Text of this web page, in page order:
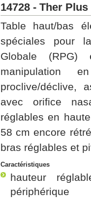
14728 - Ther
Table haut/bas
spéciales pour
Globale
manipulation
proclive/déclive,
avec orifice
réglables en
58 cm encore
bras réglables et
Caractéristiques
hauteur
périphérique